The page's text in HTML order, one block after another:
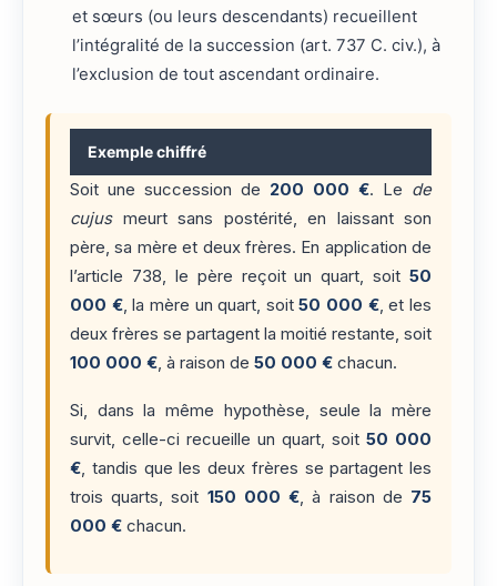
et sœurs (ou leurs descendants) recueillent
l’intégralité de la succession (art. 737 C. civ.), à
l’exclusion de tout ascendant ordinaire.
Exemple chiffré
Soit une succession de 200 000 €. Le de
cujusmeurt sans postérité, en laissant son
père, sa mère et deux frères. En application de
l’article 738, le père reçoit un quart, soit 50
000 €, la mère un quart, soit50 000 €, et les
deux frères se partagent la moitié restante, soit
100 000 €, à raison de 50 000 € chacun.
Si, dans la même hypothèse, seule la mère
survit, celle-ci recueille un quart, soit 50 000
€, tandis que les deux frères se partagent les
trois quarts, soit 150 000 €, à raison de 75
000 € chacun.